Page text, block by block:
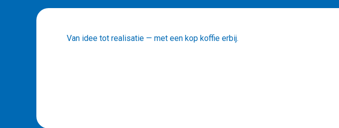
Van idee tot realisatie — met een kop koffie erbij.